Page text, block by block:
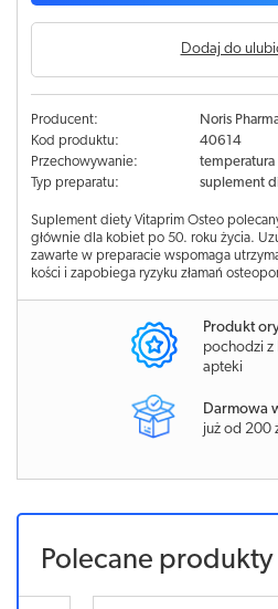
Dodaj do
Producent:
Noris
Kod produktu:
40614
Przechowywanie:
Typ preparatu:
suplement
Suplement diety Vitaprim Osteo
głównie dla kobiet po 50. roku życia.
zawarte w preparacie wspomaga
kości i zapobiega ryzyku złamań
Produkt
pochodzi z
apteki
Darmowa
już od 200
Polecane produkty